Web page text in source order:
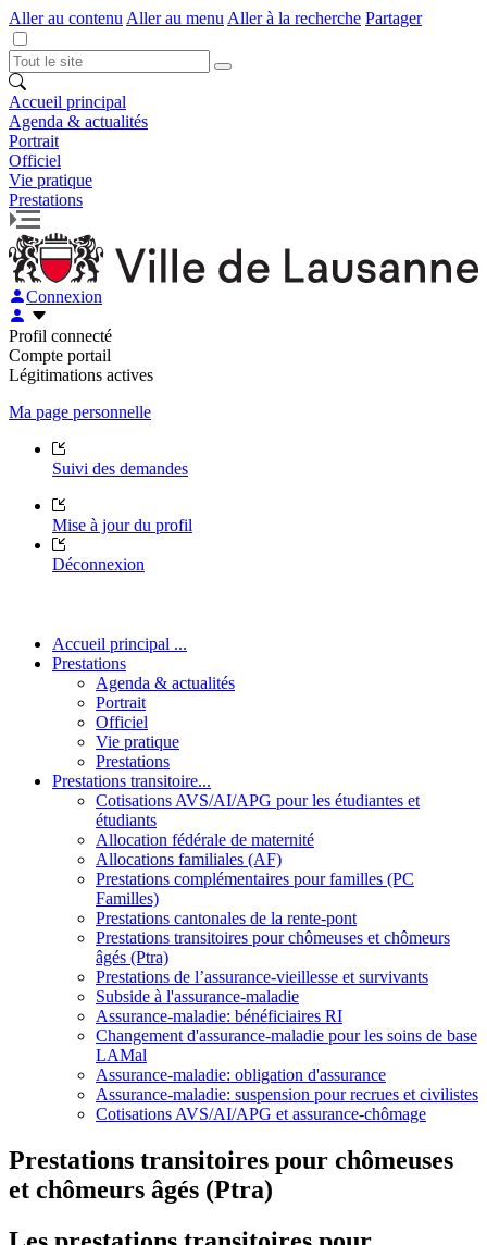
Aller au contenu Aller au menu Aller à la recherche Partager
Accueil principal
Agenda & actualités
Portrait
Officiel
Vie pratique
Prestations
Connexion
Profil connecté
Compte portail
Légitimations actives
Ma page personnelle
Suivi des demandes
Mise à jour du profil
Déconnexion
Accueil principal ...
Prestations
Agenda & actualités
Portrait
Officiel
Vie pratique
Prestations
Prestations transitoire...
Cotisations AVS/AI/APG pour les étudiantes et
étudiants
Allocation fédérale de maternité
Allocations familiales (AF)
Prestations complémentaires pour familles (PC
Familles)
Prestations cantonales de la rente-pont
Prestations transitoires pour chômeuses et chômeurs
âgés (Ptra)
Prestations de l’assurance-vieillesse et survivants
Subside à l'assurance-maladie
Assurance-maladie: bénéficiaires RI
Changement d'assurance-maladie pour les soins de base
LAMal
Assurance-maladie: obligation d'assurance
Assurance-maladie: suspension pour recrues et civilistes
Cotisations AVS/AI/APG et assurance-chômage
Prestations transitoires pour chômeuses
et chômeurs âgés (Ptra)